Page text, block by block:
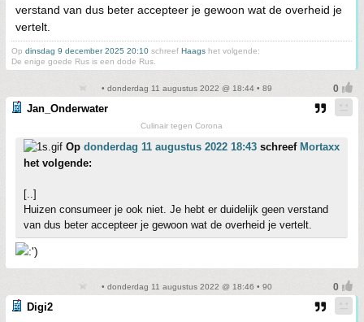
verstand van dus beter accepteer je gewoon wat de overheid je
vertelt.
Op dinsdag 9 december 2025 20:10 schreef Haags het volgende:
De enige goede Rus is een dode Rus.
• donderdag 11 augustus 2022 @ 18:44 • 89
Jan_Onderwater
Culinair tegen Corona
Op donderdag 11 augustus 2022 18:43 schreef Mortaxx
het volgende:
[..]
Huizen consumeer je ook niet. Je hebt er duidelijk geen verstand
van dus beter accepteer je gewoon wat de overheid je vertelt.
• donderdag 11 augustus 2022 @ 18:46 • 90
Digi2